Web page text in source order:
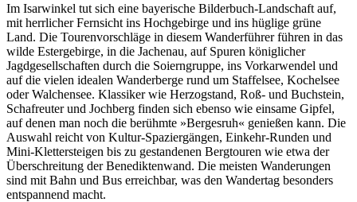
Im Isarwinkel tut sich eine bayerische Bilderbuch-Landschaft auf,
mit herrlicher Fernsicht ins Hochgebirge und ins hüglige grüne
Land. Die Tourenvorschläge in diesem Wanderführer führen in das
wilde Estergebirge, in die Jachenau, auf Spuren königlicher
Jagdgesellschaften durch die Soierngruppe, ins Vorkarwendel und
auf die vielen idealen Wanderberge rund um Staffelsee, Kochelsee
oder Walchensee. Klassiker wie Herzogstand, Roß- und Buchstein,
Schafreuter und Jochberg finden sich ebenso wie einsame Gipfel,
auf denen man noch die berühmte »Bergesruh« genießen kann. Die
Auswahl reicht von Kultur-Spaziergängen, Einkehr-Runden und
Mini-Klettersteigen bis zu gestandenen Bergtouren wie etwa der
Überschreitung der Benediktenwand. Die meisten Wanderungen
sind mit Bahn und Bus erreichbar, was den Wandertag besonders
entspannend macht.